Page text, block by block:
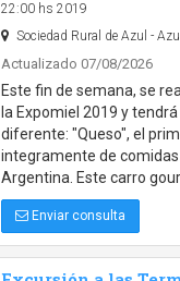
22:00 hs 2019
Sociedad Rural de Azul - Azul
Actualizado 07/08/2026
Este fin de semana, se
la Expomiel 2019 y
diferente: "Queso", el
integramente de
Argentina. Este carro
Enviar consulta